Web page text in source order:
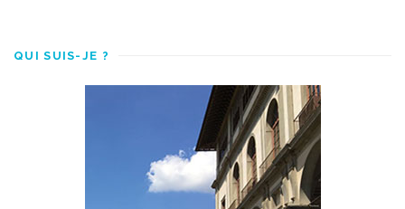
QUI SUIS-JE ?